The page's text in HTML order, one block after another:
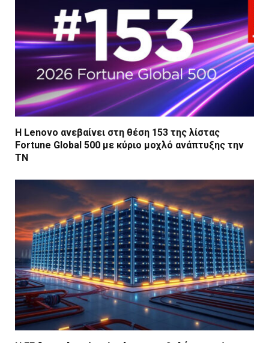
Η Lenovo ανεβαίνει στη θέση 153 της λίστας
Fortune Global 500 με κύριο μοχλό ανάπτυξης την
ΤΝ